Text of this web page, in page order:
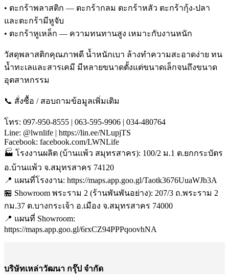
• ตะกร้าพลาสติก — ตะกร้ากลม ตะกร้าหลัว ตะกร้ากุ้ง-ปลา
และตะกร้ามีหูจับ
• ตะกร้าหูเหล็ก — ความทนทานสูง เหมาะกับงานหนัก
วัสดุพลาสติกคุณภาพดี น้ำหนักเบา ล้างทำความสะอาดง่าย ทน
น้ำทะเลและสารเคมี มีหลายขนาดตั้งแต่ขนาดเล็กจนถึงขนาด
อุตสาหกรรม
📞 สั่งซื้อ / สอบถามข้อมูลเพิ่มเติม
โทร: 097-950-8555 | 063-595-9906 | 034-480764
Line: @lwnlife | https://lin.ee/NLupjTS
Facebook: facebook.com/LWNLife
🏭 โรงงานผลิต (บ้านแพ้ว สมุทรสาคร): 100/2 ม.1 ต.ยกกระบัตร
อ.บ้านแพ้ว จ.สมุทรสาคร 74120
📍 แผนที่โรงงาน: https://maps.app.goo.gl/Taotk3676UuaWJb3A
🏪 Showroom พระราม 2 (ร้านพันพันอย่าง): 207/3 ถ.พระราม 2
กม.37 ต.บางกระเจ้า อ.เมือง จ.สมุทรสาคร 74000
📍 แผนที่ Showroom:
https://maps.app.goo.gl/6rxCZ94PPPqoovhNA
บริษัทเหล่าวัฒนา กรุ๊ป จำกัด